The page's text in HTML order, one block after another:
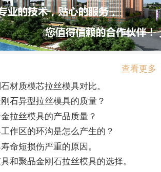
查看更多
材质模芯拉丝模具对比。
石异型拉丝模具的质量？
拉丝模具的产品质量？
作区的环沟是怎么产生的？
命短损伤严重的原因。
和聚晶金刚石拉丝模具的选择。